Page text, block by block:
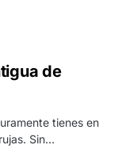
de
tienes en
Sin…